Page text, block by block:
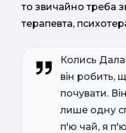
то звичайно треба
терапевта,
Колись
він робить,
почувати.
лише одну
п'ю чай, я